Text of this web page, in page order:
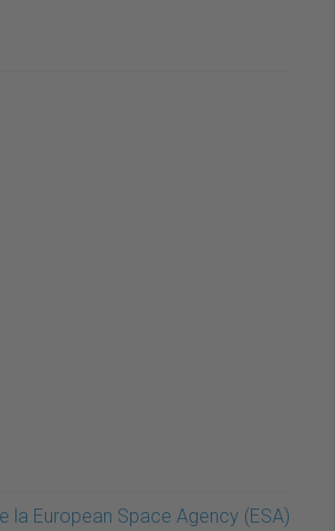
la European Space Agency (ESA)